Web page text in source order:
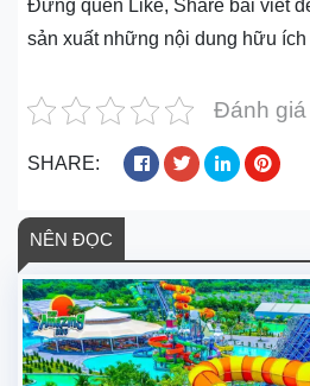
Đừng quên Like, Share bài viết
sản xuất những nội dung hữu
Đánh giá
SHARE:
NÊN ĐỌC